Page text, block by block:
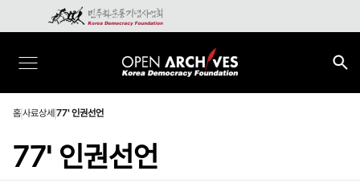
홈사료상세 77' 인권선언
77' 인권선언